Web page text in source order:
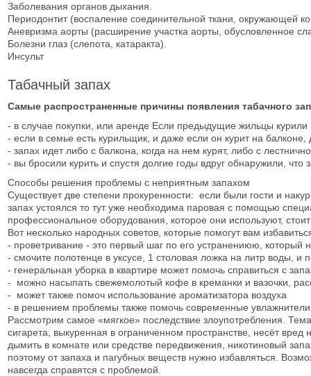
Заболевания органов дыхания.
Периодонтит (воспаление соединительной ткани, окружающей
Аневризма аорты (расширение участка аорты, обусловленное
Болезни глаз (слепота, катаракта).
Инсульт
Табачный запах
Самые распространенные причины появления табачного
- в случае покупки, или аренде Если предыдущие жильцы
- если в семье есть курильщик, и даже если он курит на
- запах идет либо с балкона, когда на нем курят, либо с
- вы бросили курить и спустя долгие годы вдруг обнаружили,
Способы решения проблемы с неприятным запахом
Существует две степени прокуренности: если были гости и
запах устоялся то тут уже необходима паровая с помощью
профессиональное оборудования, которое они используют,
Вот несколько народных советов, которые помогут вам
- проветривание - это первый шаг по его устранениюю, который
- смочите полотенце в уксусе, 1 столовая ложка на литр воды, и
- генеральная уборка в квартире может помочь справиться с
- можно насыпать свежемолотый кофе в креманки и вазочки,
- может также помоч использование ароматизатора воздуха
- в решением проблемы также помочь современные увлажнители
Рассмотрим самое «мягкое» последствие злоупотребления.
сигарета, выкуренная в ограниченном пространстве, несёт
дымить в комнате или средстве передвижения, никотиновый
поэтому от запаха и пагубных веществ нужно избавляться.
навсегда справятся с проблемой.